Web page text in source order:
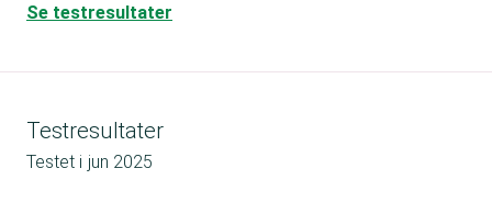
Se testresultater
Testresultater
Testet i jun 2025